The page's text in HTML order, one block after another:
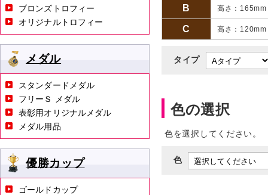
B 高さ：
C 高さ：
タイプ
色の選択
色を選択してください。
色
ブロンズトロフィー
オリジナルトロフィー
メダル
スタンダードメダル
フリーＳ メダル
表彰用オリジナルメダル
メダル用品
優勝カップ
ゴールドカップ